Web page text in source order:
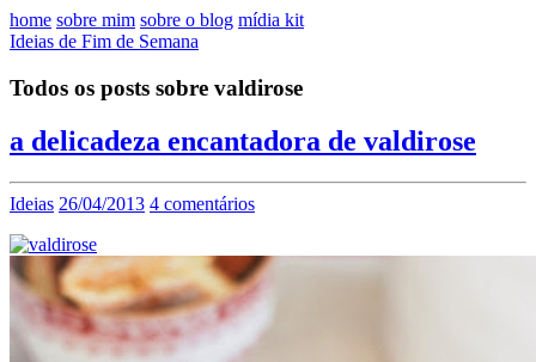
home sobre mim sobre o blog mídia kit
Ideias de Fim de Semana
Todos os posts sobre valdirose
a delicadeza encantadora de valdirose
Ideias 26/04/2013 4 comentários